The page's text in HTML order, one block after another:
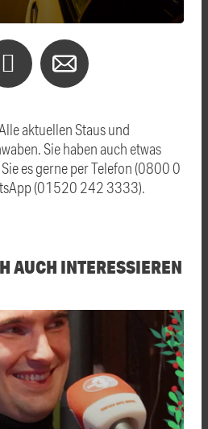
aktuellen Staus und
Sie haben auch etwas
es gerne per Telefon (0800 0
(01520 242 3333).
AUCH INTERESSIEREN